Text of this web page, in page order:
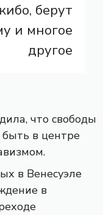
берут
и многое
другое
что свободы
в центре
в Венесуэле
в